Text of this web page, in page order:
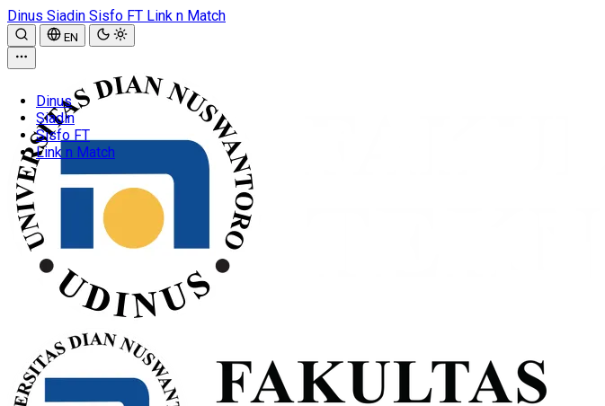
Dinus Siadin Sisfo FT Link n Match
EN
Dinus
Siadin
Sisfo FT
Link n Match